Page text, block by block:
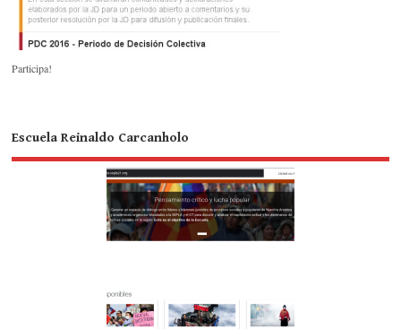
Participa!
Escuela Reinaldo Carcanholo